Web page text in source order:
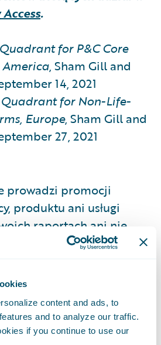
content and ads, to
and to analyze our traffic.
if you continue to use our
.
for P&C Core
, Sham Gill and
14, 2021
for Non-Life-
Europe, Sham Gill and
27, 2021
prowadzi promocji
produktu ani usługi
raportach ani nie
technologii
ocenę lub zostali w inny
Raporty firmy Gartner
badawczej
być traktowane jako